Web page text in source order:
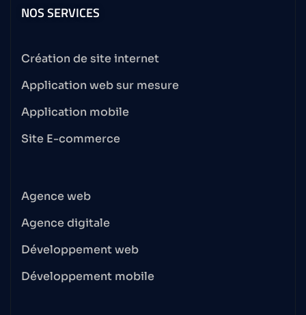
NOS SERVICES
Création de site internet
Application web sur mesure
Application mobile
Site E-commerce
Agence web
Agence digitale
Développement web
Développement mobile